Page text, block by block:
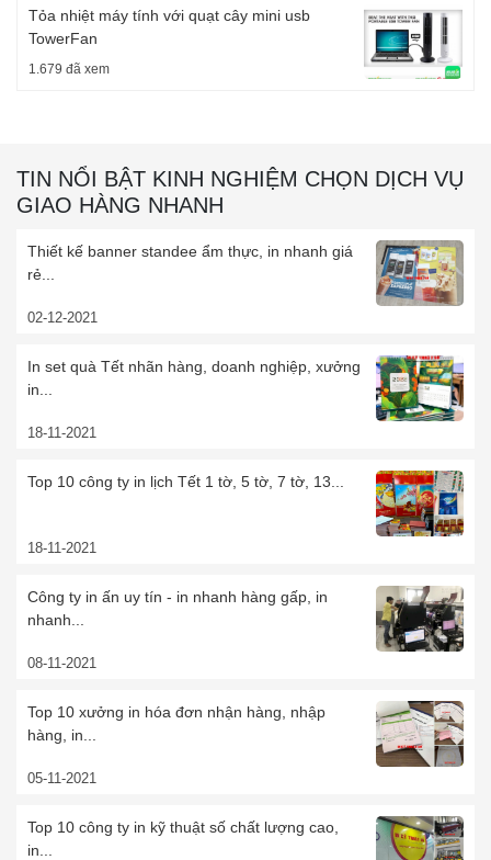
Tỏa nhiệt máy tính với quạt cây mini usb
TowerFan
1.679 đã xem
TIN NỔI BẬT KINH NGHIỆM CHỌN DỊCH VỤ
GIAO HÀNG NHANH
Thiết kế banner standee ẩm thực, in nhanh giá
rẻ...
02-12-2021
In set quà Tết nhãn hàng, doanh nghiệp, xưởng
in...
18-11-2021
Top 10 công ty in lịch Tết 1 tờ, 5 tờ, 7 tờ, 13...
18-11-2021
Công ty in ấn uy tín - in nhanh hàng gấp, in
nhanh...
08-11-2021
Top 10 xưởng in hóa đơn nhận hàng, nhập
hàng, in...
05-11-2021
Top 10 công ty in kỹ thuật số chất lượng cao,
in...